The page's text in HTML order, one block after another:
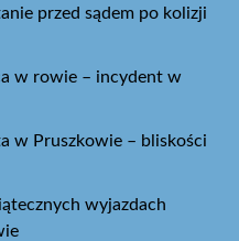
przed sądem po kolizji
w rowie – incydent w
w Pruszkowie – bliskości
wyjazdach